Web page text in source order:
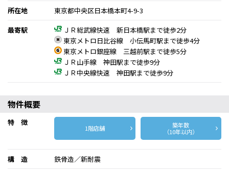
所在地
東京都中央区日本橋本町4-9-3
最寄駅
ＪＲ総武線快速 新日本橋駅まで徒歩2分
東京メトロ日比谷線 小伝馬町駅まで徒歩4分
東京メトロ銀座線 三越前駅まで徒歩5分
ＪＲ山手線 神田駅まで徒歩9分
ＪＲ中央線快速 神田駅まで徒歩9分
物件概要
特 徴
1階店舗
築年数
（10年以内）
構 造
鉄骨造／新耐震